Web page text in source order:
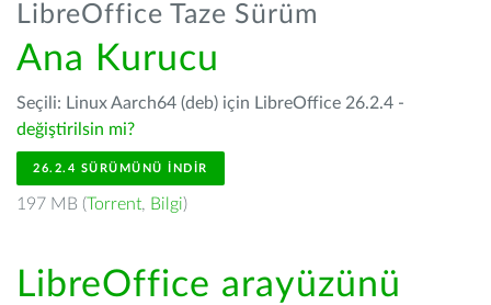
LibreOffice Taze Sürüm
Ana Kurucu
Seçili: Linux Aarch64 (deb) için LibreOffice 26.2.4 -
değiştirilsin mi?
26.2.4 SÜRÜMÜNÜ İNDIR
197 MB (Torrent, Bilgi)
LibreOffice arayüzünü